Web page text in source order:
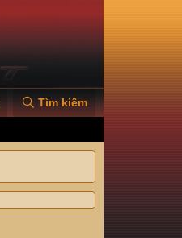
Tìm kiếm